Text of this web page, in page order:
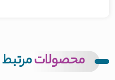
محصولاتمرتبط